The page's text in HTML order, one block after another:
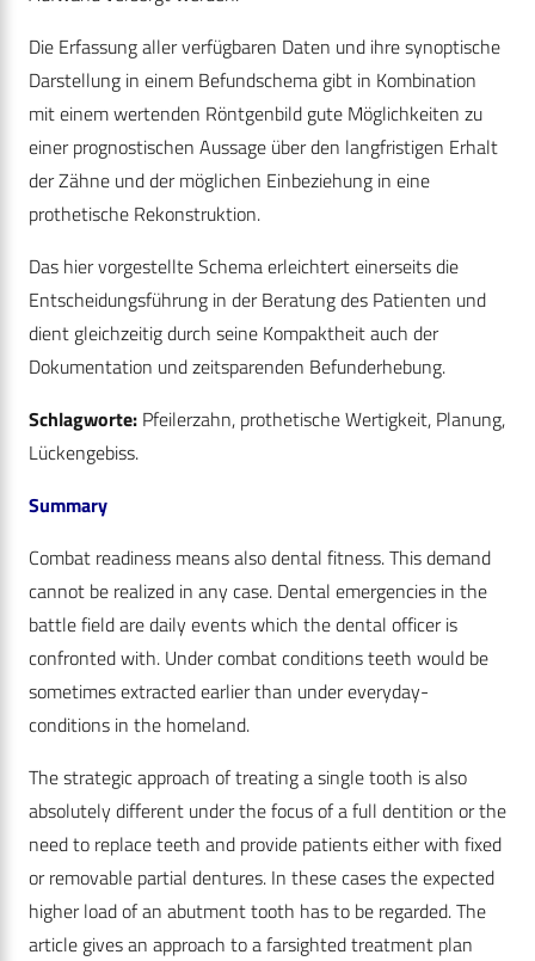
Die Erfassung aller verfügbaren Daten und ihre synoptische
Darstellung in einem Befundschema gibt in Kombination
mit einem wertenden Röntgenbild gute Möglichkeiten zu
einer prognostischen Aussage über den langfristigen Erhalt
der Zähne und der möglichen Einbeziehung in eine
prothetische Rekonstruktion.
Das hier vorgestellte Schema erleichtert einerseits die
Entscheidungsführung in der Beratung des Patienten und
dient gleichzeitig durch seine Kompaktheit auch der
Dokumentation und zeitsparenden Befunderhebung.
Schlagworte: Pfeilerzahn, prothetische Wertigkeit, Planung,
Lückengebiss.
Summary
Combat readiness means also dental fitness. This demand
cannot be realized in any case. Dental emergencies in the
battle field are daily events which the dental officer is
confronted with. Under combat conditions teeth would be
sometimes extracted earlier than under everyday-
conditions in the homeland.
The strategic approach of treating a single tooth is also
absolutely different under the focus of a full dentition or the
need to replace teeth and provide patients either with fixed
or removable partial dentures. In these cases the expected
higher load of an abutment tooth has to be regarded. The
article gives an approach to a farsighted treatment plan